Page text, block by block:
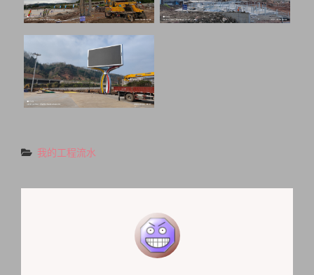
Categories
我的工程流水